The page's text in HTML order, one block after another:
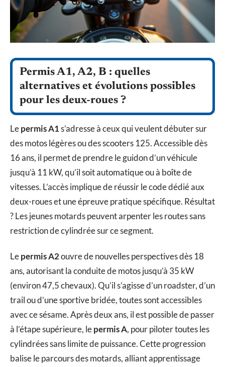
Permis A1, A2, B : quelles
alternatives et évolutions possibles
pour les deux-roues ?
Lepermis A1s’adresse à ceux qui veulent débuter sur
des motos légères ou des scooters 125. Accessible dès
16 ans, il permet de prendre le guidon d’un véhicule
jusqu’à 11 kW, qu’il soit automatique ou à boîte de
vitesses. L’accès implique de réussir le code dédié aux
deux-roues et une épreuve pratique spécifique. Résultat
? Les jeunes motards peuvent arpenter les routes sans
restriction de cylindrée sur ce segment.
Lepermis A2ouvre de nouvelles perspectives dès 18
ans, autorisant la conduite de motos jusqu’à 35 kW
(environ 47,5 chevaux). Qu’il s’agisse d’un roadster, d’un
trail ou d’une sportive bridée, toutes sont accessibles
avec ce sésame. Après deux ans, il est possible de passer
à l’étape supérieure, lepermis A, pour piloter toutes les
cylindrées sans limite de puissance. Cette progression
balise le parcours des motards, alliant apprentissage